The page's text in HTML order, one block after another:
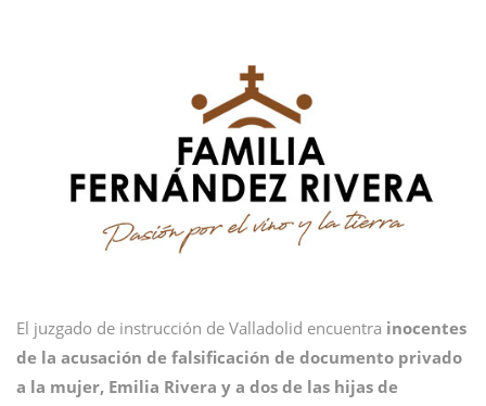
El juzgado de instrucción de Valladolid encuentra inocentes
de la acusación de falsificación de documento privado
a la mujer, Emilia Rivera y a dos de las hijas de